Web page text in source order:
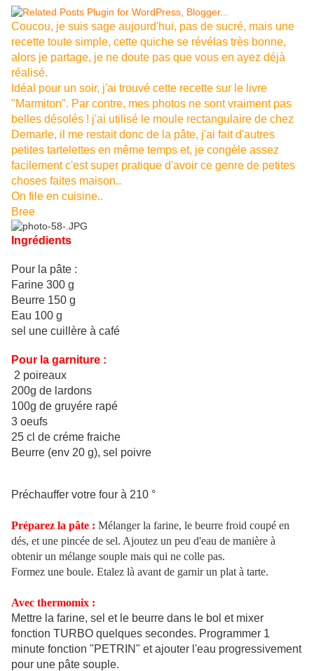
Coucou, je suis sage aujourd'hui, pas de sucré, mais une
recette toute simple, cette quiche se révélas très bonne,
alors je partage, je ne doute pas que vous en ayez déjà
réalisé.
Idéal pour un soir, j'ai trouvé cette recette sur le livre
"Marmiton". Par contre, mes photos ne sont vraiment pas
belles désolés ! j'ai utilisé le moule rectangulaire de chez
Demarle, il me restait donc de la pâte, j'ai fait d'autres
petites tartelettes en même temps et, je congèle assez
facilement c'est super pratique d'avoir ce genre de petites
choses faites maison..
On file en cuisine..
Bree
Ingrédients
Pour la pâte :
Farine 300 g
Beurre 150 g
Eau 100 g
sel une cuillère à café
Pour la garniture :
2 poireaux
200g de lardons
100g de gruyére rapé
3 oeufs
25 cl de créme fraiche
Beurre (env 20 g), sel poivre
Préchauffer votre four à 210 °
Préparez la pâte : Mélanger la farine, le beurre froid coupé en
dés, et une pincée de sel. Ajoutez un peu d'eau de manière à
obtenir un mélange souple mais qui ne colle pas.
Formez une boule. Etalez là avant de garnir un plat à tarte.
Avec thermomix :
Mettre la farine, sel et le beurre dans le bol et mixer
fonction TURBO quelques secondes. Programmer 1
minute fonction "PETRIN" et ajouter l'eau progressivement
pour une pâte souple.